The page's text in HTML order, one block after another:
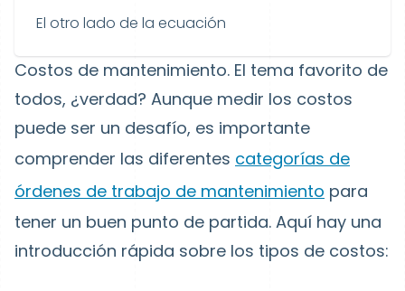
El otro lado de la ecuación
Costos de mantenimiento. El tema favorito de
todos, ¿verdad? Aunque medir los costos
puede ser un desafío, es importante
comprender las diferentes categorías de
órdenes de trabajo de mantenimiento para
tener un buen punto de partida. Aquí hay una
introducción rápida sobre los tipos de costos: